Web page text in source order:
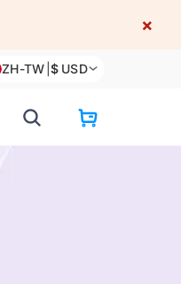
×
ZH-TW |$ USD